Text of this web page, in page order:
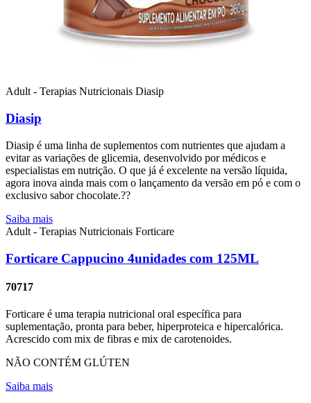
Adult - Terapias Nutricionais Diasip
Diasip
Diasip é uma linha de suplementos com nutrientes que ajudam a
evitar as variações de glicemia, desenvolvido por médicos e
especialistas em nutrição. O que já é excelente na versão líquida,
agora inova ainda mais com o lançamento da versão em pó e com o
exclusivo sabor chocolate.??
Saiba mais
Adult - Terapias Nutricionais Forticare
Forticare Cappucino 4unidades com 125ML
70717
Forticare é uma terapia nutricional oral específica para
suplementação, pronta para beber, hiperproteica e hipercalórica.
Acrescido com mix de fibras e mix de carotenoides.
NÃO CONTÉM GLÚTEN
Saiba mais